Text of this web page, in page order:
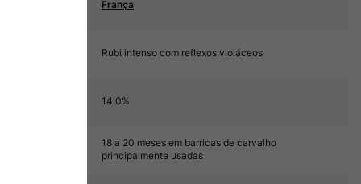
França
Rubi intenso com reflexos violáceos
14,0%
18 a 20 meses em barricas de carvalho
principalmente usadas